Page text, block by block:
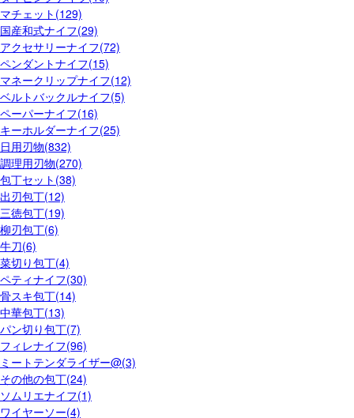
マチェット(129)
国産和式ナイフ(29)
アクセサリーナイフ(72)
ペンダントナイフ(15)
マネークリップナイフ(12)
ベルトバックルナイフ(5)
ペーパーナイフ(16)
キーホルダーナイフ(25)
日用刃物(832)
調理用刃物(270)
包丁セット(38)
出刃包丁(12)
三徳包丁(19)
柳刃包丁(6)
牛刀(6)
菜切り包丁(4)
ペティナイフ(30)
骨スキ包丁(14)
中華包丁(13)
パン切り包丁(7)
フィレナイフ(96)
ミートテンダライザー@(3)
その他の包丁(24)
ソムリエナイフ(1)
ワイヤーソー(4)